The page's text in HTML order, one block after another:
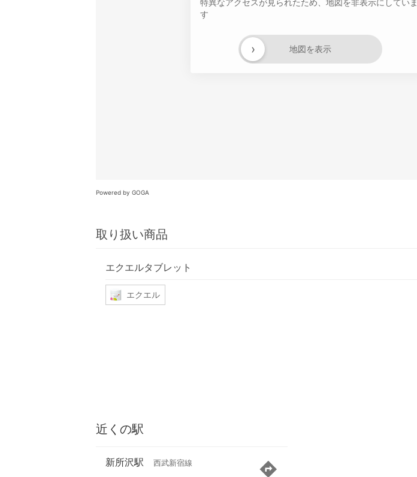
特異なアクセスが見られたため、地図を非表示にしていま
す
地図を表示
›
Powered by GOGA
取り扱い商品
エクエルタブレット
エクエル
近くの駅
新所沢駅 西武新宿線